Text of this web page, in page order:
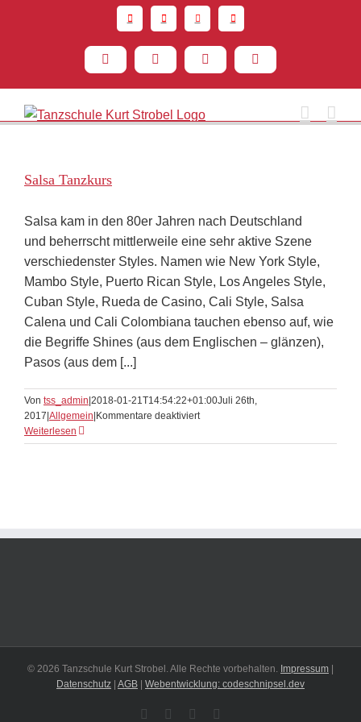
Spotify
FacebookYouTube Instagram
Salsa Tanzkurs
Salsa kam in den 80er Jahren nach Deutschland
und beherrscht mittlerweile eine sehr aktive Szene
verschiedenster Styles. Namen wie New York Style,
Mambo Style, Puerto Rican Style, Los Angeles Style,
Cuban Style, Rueda de Casino, Cali Style, Salsa
Calena und Cali Colombiana tauchen ebenso auf, wie
die Begriffe Shines (aus dem Englischen – glänzen),
Pasos (aus dem [...]
Von tss_admin 2018-01-21T14:54:22+01:00Juli 26th,
2017 Allgemein Kommentare deaktiviertfür
Tanzkurs
Weiterlesen
© 2026 Tanzschule Kurt Strobel. Alle Rechte vorbehalten. Impressum
Datenschutz AGB Webentwicklung: codeschnipsel.dev
SpotifyFacebookYouTube